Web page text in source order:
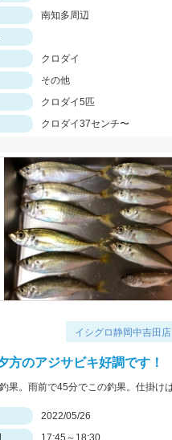
南知多周辺
クロダイ
その他
クロダイ5匹
クロダイ37センチ〜
イシグロ静岡中吉田店
方のアジサビキ好調です！
2022/05/26
17:45～18:30